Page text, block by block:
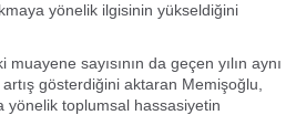
yönelik ilgisinin yükseldiğini
muayene sayısının da geçen yılın aynı
gösterdiğini aktaran Memişoğlu,
yönelik toplumsal hassasiyetin